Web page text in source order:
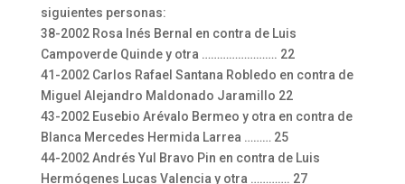
siguientes personas:
38-2002 Rosa Inés Bernal en contra de Luis
Campoverde Quinde y otra ……………………. 22
41-2002 Carlos Rafael Santana Robledo en contra de
Miguel Alejandro Maldonado Jaramillo 22
43-2002 Eusebio Arévalo Bermeo y otra en contra de
Blanca Mercedes Hermida Larrea ……… 25
44-2002 Andrés Yul Bravo Pin en contra de Luis
Hermógenes Lucas Valencia y otra …………. 27